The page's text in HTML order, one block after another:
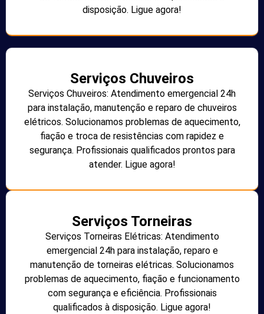
disposição. Ligue agora!
Serviços Chuveiros
Serviços Chuveiros: Atendimento emergencial 24h
para instalação, manutenção e reparo de chuveiros
elétricos. Solucionamos problemas de aquecimento,
fiação e troca de resistências com rapidez e
segurança. Profissionais qualificados prontos para
atender. Ligue agora!
Serviços Torneiras
Serviços Torneiras Elétricas: Atendimento
emergencial 24h para instalação, reparo e
manutenção de torneiras elétricas. Solucionamos
problemas de aquecimento, fiação e funcionamento
com segurança e eficiência. Profissionais
qualificados à disposição. Ligue agora!